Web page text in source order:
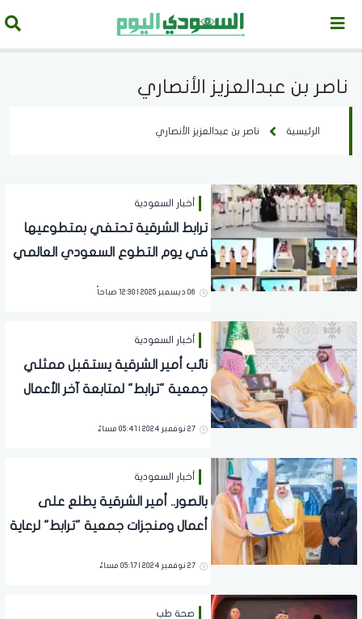
ناصر بن عبدالعزيز الأنصاري
الرئيسية ناصر بن عبدالعزيز الأنصاري
أخبار السعودية
ترابط الشرقية تحتفي بمتطوعيها
في يوم التطوع السعودي العالمي
06 ديسمبر 2025 | 12:30 صباحاً
أخبار السعودية
نائب أمير الشرقية يستقبل ممثلي
جمعية "ترابط" لمتابعة آخر الأعمال
27 نوفمبر 2024 | 05:41 مساءً
أخبار السعودية
بالصور.. أمير الشرقية يطلع على
أعمال ومنجزات جمعية "ترابط" لرعاية
27 نوفمبر 2024 | 05:17 مساءً
صحة طب